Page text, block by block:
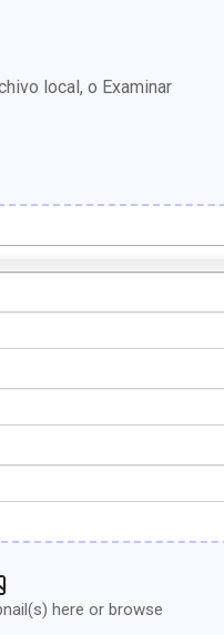
local, o Examinar
here or browse